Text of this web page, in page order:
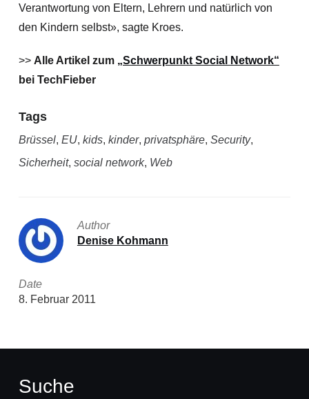
Verantwortung von Eltern, Lehrern und natürlich von
den Kindern selbst», sagte Kroes.
>> Alle Artikel zum „Schwerpunkt Social Network“
bei TechFieber
Tags
Brüssel, EU, kids, kinder, privatsphäre, Security,
Sicherheit, social network, Web
Author
Denise Kohmann
Date
8. Februar 2011
Suche